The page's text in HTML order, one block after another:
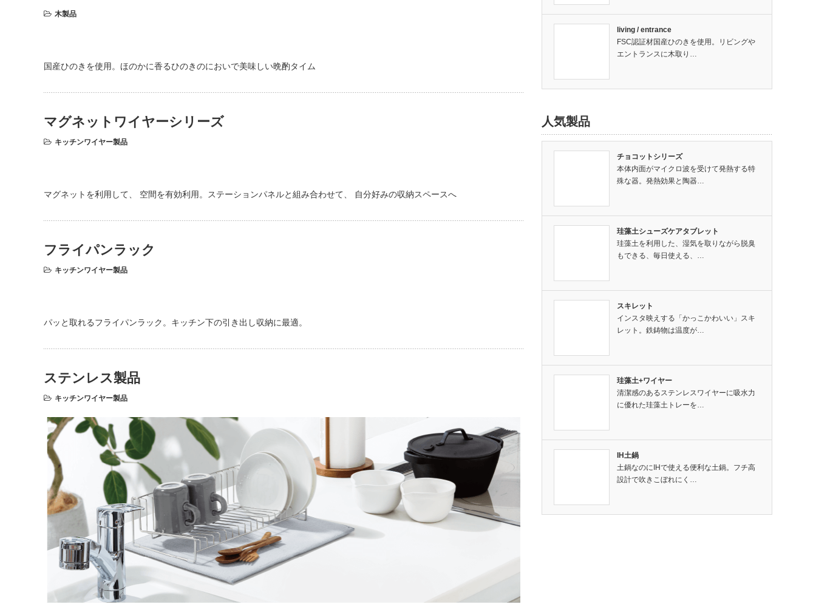
木製品
国産ひのきを使用。ほのかに香るひのきのにおいで美味しい晩酌タイム
マグネットワイヤーシリーズ
キッチンワイヤー製品
マグネットを利用して、 空間を有効利用。ステーションパネルと組み合わせて、 自分好みの収納スペースへ
フライパンラック
キッチンワイヤー製品
パッと取れるフライパンラック。キッチン下の引き出し収納に最適。
ステンレス製品
キッチンワイヤー製品
living / entrance
FSC認証材国産ひのきを使用。リビングや
エントランスに木取り…
人気製品
チョコットシリーズ
本体内面がマイクロ波を受けて発熱する特
殊な器。発熱効果と陶器…
珪藻土シューズケアタブレット
珪藻土を利用した、湿気を取りながら脱臭
もできる、毎日使える、…
スキレット
インスタ映えする「かっこかわいい」スキ
レット。鉄鋳物は温度が…
珪藻土+ワイヤー
清潔感のあるステンレスワイヤーに吸水力
に優れた珪藻土トレーを…
IH土鍋
土鍋なのにIHで使える便利な土鍋。フチ高
設計で吹きこぼれにく…